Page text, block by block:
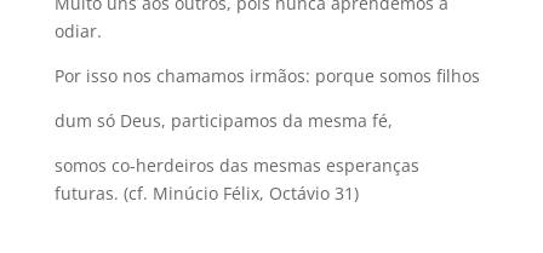
odiar.
Por isso nos chamamos irmãos: porque somos filhos
dum só Deus, participamos da mesma fé,
somos co-herdeiros das mesmas esperanças
futuras. (cf. Minúcio Félix, Octávio 31)